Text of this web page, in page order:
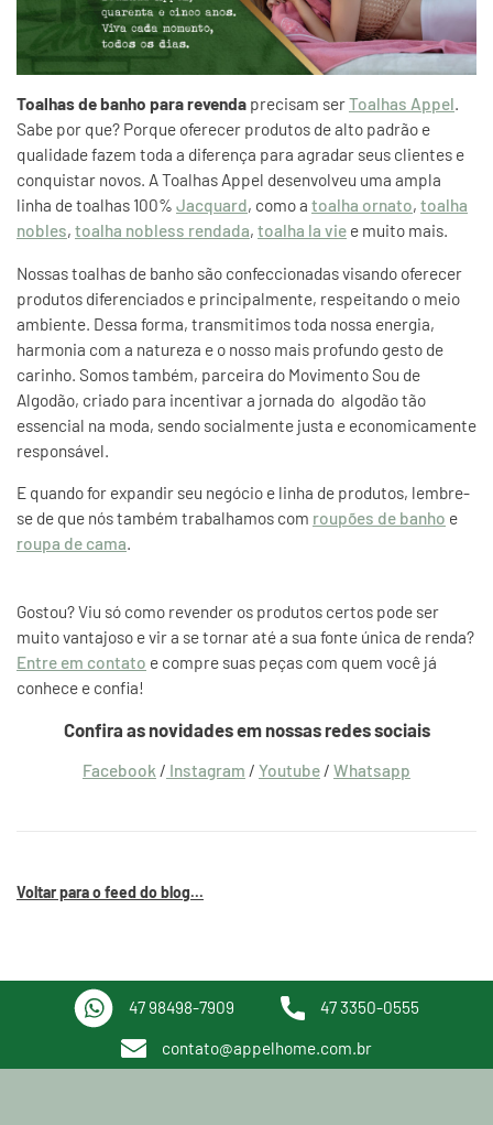
Toalhas de banho para revenda precisam serToalhas Appel.
Sabe por que? Porque oferecer produtos de alto padrão e
qualidade fazem toda a diferença para agradar seus clientes e
conquistar novos. A Toalhas Appel desenvolveu uma ampla
linha de toalhas 100% Jacquard, como a toalha ornato, toalha
nobles, toalha nobless rendada, toalha la vie e muito mais.
Nossas toalhas de banho são confeccionadas visando oferecer
produtos diferenciados e principalmente, respeitando o meio
ambiente. Dessa forma, transmitimos toda nossa energia,
harmonia com a natureza e o nosso mais profundo gesto de
carinho. Somos também, parceira do Movimento Sou de
Algodão, criado para incentivar a jornada do algodão tão
essencial na moda, sendo socialmente justa e economicamente
responsável.
E quando for expandir seu negócio e linha de produtos, lembre-
se de que nós também trabalhamos com roupões de banho e
roupa de cama.
Gostou? Viu só como revender os produtos certos pode ser
muito vantajoso e vir a se tornar até a sua fonte única de renda?
Entre em contato e compre suas peças com quem você já
conhece e confia!
Confira as novidades em nossas redes sociais
Facebook / Instagram / Youtube / Whatsapp
Voltar para o feed do blog...
47 98498-7909 47 3350-0555
contato@appelhome.com.br